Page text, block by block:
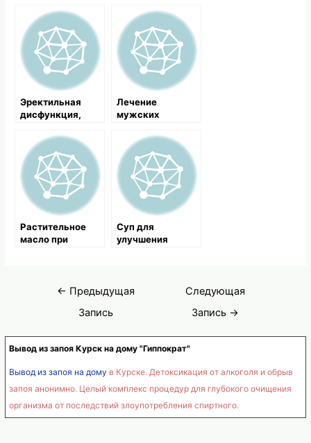
Вывод из запоя Курск на дому "Гиппократ"
Вывод из запоя на дому в Курске. Детоксикация от алкоголя и обрыв
запоя анонимно. Целый комплекс процедур для глубокого очищения
организма от последствий злоупотребления спиртного.
Эректильная
дисфункция,
народной
медицины
Лечение
мужских
характеристика
Растительное
масло при
Суп для
улучшения
Навигация
← Предыдущая
Запись
Следующая
Запись →